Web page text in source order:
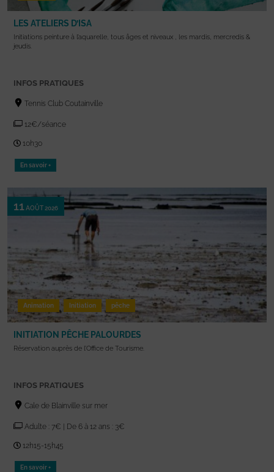
LES ATELIERS D’ISA
Initiations peinture à l’aquarelle, tous âges et niveaux , les mardis, mercredis &
jeudis.
INFOS PRATIQUES
Tennis Club Coutainville
12€/séance
10h30
En savoir +
11 AOÛT 2026
Animation Initiation pêche
INITIATION PÊCHE PALOURDES
Réservation auprès de l’Office de Tourisme.
INFOS PRATIQUES
Cale de Blainville sur mer
Adulte : 7€ | De 6 à 12 ans : 3€
12h15-15h45
En savoir +